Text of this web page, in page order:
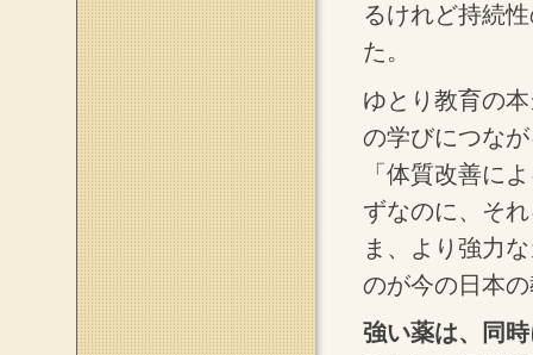
るけれど持続
た。
ゆとり教育の
の学びにつな
「体質改善に
ずなのに、そ
ま、より強力
のが今の日本
強い薬は、同